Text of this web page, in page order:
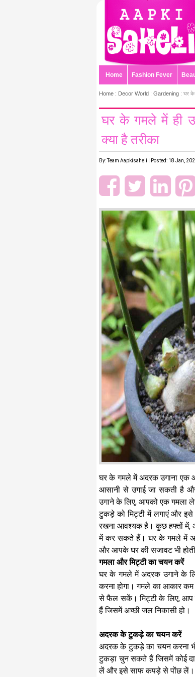
Home Fashion Fever
Home : Decor World : Gardening : घर के
घर के गमले में ही
क्या है तरीका
By: Team Aapkisaheli | Posted: 18 Jan,
घर के गमले में अदरक उगाना एक
आसानी से उगाई जा सकती है
उगाने के लिए, आपको एक गमला
टुकड़े को मिट्टी में लगाएं और
रखना आवश्यक है। कुछ हफ्तों में,
में कर सकते हैं। घर के गमले में
और आपके घर की सजावट भी
गमला और मिट्टी का चयन करें
घर के गमले में अदरक उगाने के
करना होगा। गमले का आकार
से फैल सकें। मिट्टी के लिए, आप
हैं जिसमें अच्छी जल निकासी हो।
अदरक के टुकड़े का चयन करें
अदरक के टुकड़े का चयन करना
टुकड़ा चुन सकते हैं जिसमें कोई
लें और इसे साफ कपड़े से पोंछ लें।